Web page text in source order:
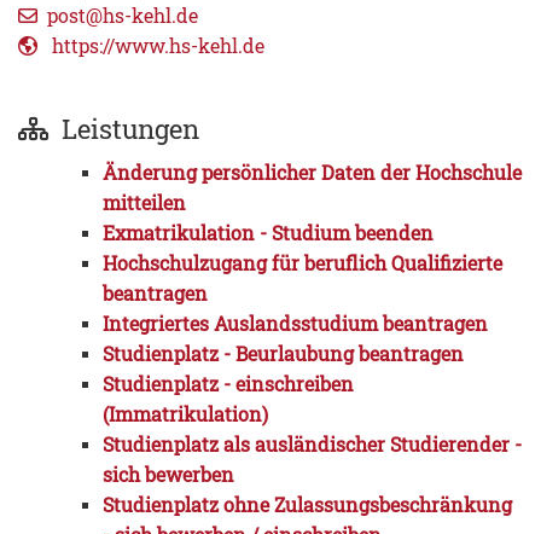
post@hs-kehl.de
https://www.hs-kehl.de
Leistungen
Änderung persönlicher Daten der Hochschule
mitteilen
Exmatrikulation - Studium beenden
Hochschulzugang für beruflich Qualifizierte
beantragen
Integriertes Auslandsstudium beantragen
Studienplatz - Beurlaubung beantragen
Studienplatz - einschreiben
(Immatrikulation)
Studienplatz als ausländischer Studierender -
sich bewerben
Studienplatz ohne Zulassungsbeschränkung